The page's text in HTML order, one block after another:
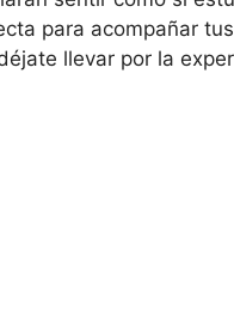
para acompañar
llevar por la